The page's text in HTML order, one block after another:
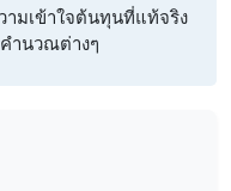
มเข้าใจต้นทุนที่แท้จริง
ำนวณต่างๆ